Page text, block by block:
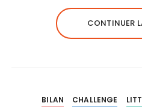
CONTINUER
BILAN CHALLENGE